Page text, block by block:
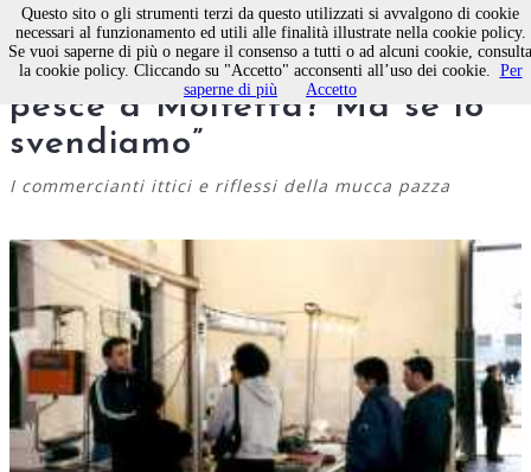
INCHIESTA - “Troppo caro il
pesce a Molfetta? Ma se lo
svendiamo”
I commercianti ittici e riflessi della mucca pazza
Questo sito o gli strumenti terzi da questo utilizzati si avvalgono di cookie
necessari al funzionamento ed utili alle finalità illustrate nella cookie policy.
Se vuoi saperne di più o negare il consenso a tutti o ad alcuni cookie, consulta
la cookie policy. Cliccando su "Accetto" acconsenti all’uso dei cookie. Per
saperne di più
Accetto